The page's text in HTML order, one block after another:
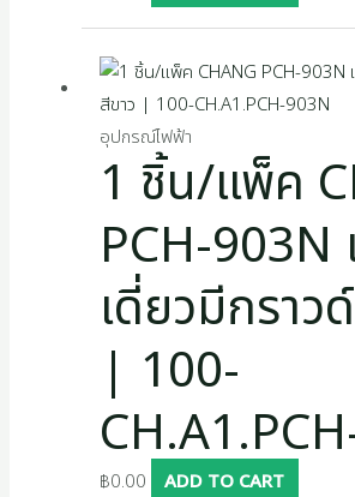
อุปกรณ์ไฟฟ้า
1 ชิ้น/แพ็ค
PCH-903N
เดี่ยวมีกราว
| 100-
฿0.00 ADD TO CART